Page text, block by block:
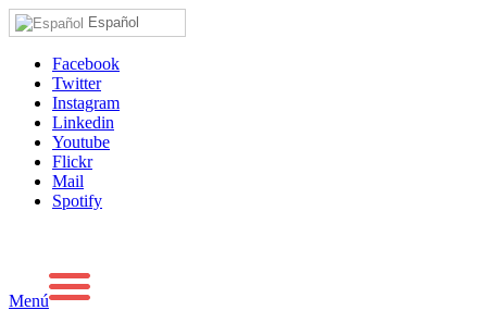
Español
Facebook
Twitter
Instagram
Linkedin
Youtube
Flickr
Mail
Spotify
Menú